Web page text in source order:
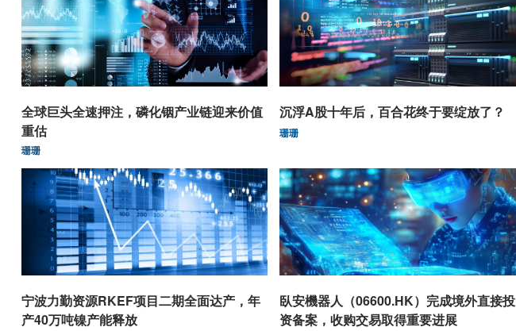
全球巨头全速押注，磷化铟产业链迎来价值
重估
珊珊
沉浮A股十年后，百合花终于要绽放了？
珊珊
宁波力勤资源RKEF项目二期全面达产，年
产40万吨镍产能释放
臥安機器人（06600.HK）完成境外直接投
资备案，收购交易取得重要进展